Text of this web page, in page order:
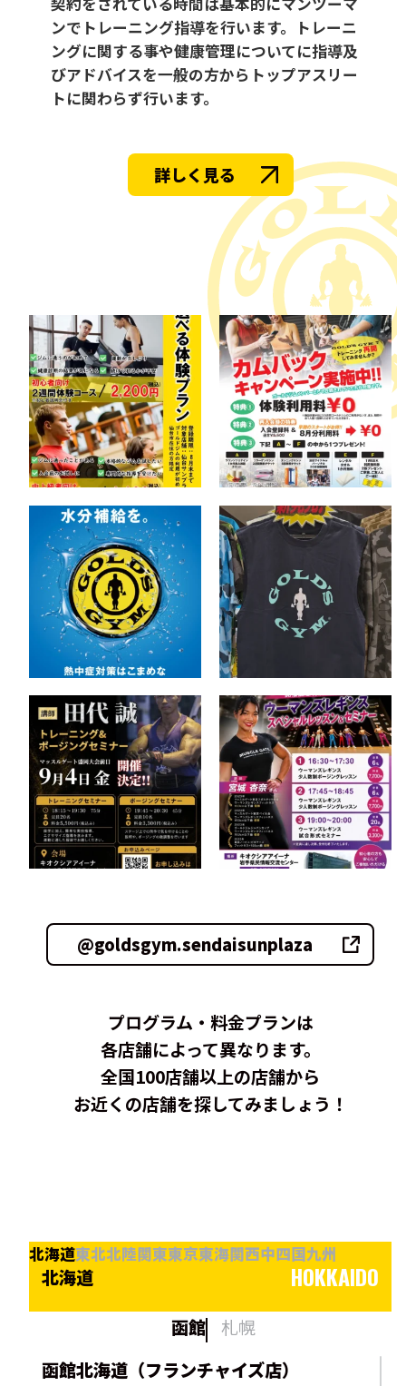
ンでトレーニング指導を行います。トレーニ
ングに関する事や健康管理についてに指導及
びアドバイスを一般の方からトップアスリー
トに関わらず行います。
詳しく見る
@goldsgym.sendaisunplaza
プログラム・料金プランは
各店舗によって異なります。
全国100店舗以上の店舗から
お近くの店舗を探してみましょう！
北海道東北北陸関東東京東海関西中四国九州
北海道 HOKKAIDO
函館
札幌
函館北海道（フランチャイズ店）